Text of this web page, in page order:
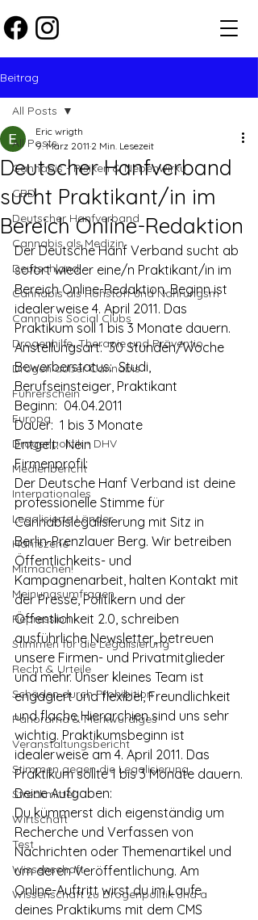
Beitrag
All Posts
Cannabis - Risiken & Nebenwirku
CBD
Deutscher Hanfverband
Cannabis als Medizin
Deutschland
Cannabis als Rohstoff und Nahrungsm
Cannabis Social Clubs
Drogenhilfe, Therapie und Präventio
Drogen außer Cannabis
Führerschein
Europa
Drogenpolitik - DHV
Medienbericht
Internationales
Legalisierte Länder
Hanfszene
Mitmachen!
Meinungsumfragen
Repression
Stimmen für die Legalisierung
Recht & Urteile
Schäden durch Prohibition
Panorama & Merkwürdiges
Veranstaltungsbericht
Stimmen gegen die Legalisierung
Streckmittel
Wirtschaft
Test
Wissenschaft
Wissenschaft zu Drogenpolitik und a
All Posts
Deutscher Hanfverband
sucht Praktikant/in im
Bereich Online-Redaktion
Eric wrigth
9. März 2011 2 Min. Lesezeit
Der Deutsche Hanf Verband sucht ab
sofort wieder eine/n Praktikant/in im
Bereich Online-Redaktion. Beginn ist
idealerweise 4. April 2011. Das
Praktikum soll 1 bis 3 Monate dauern.
Anstellungsart:  30 Stunden/Woche
Bewerberstatus:  Studi,
Berufseinsteiger, Praktikant
Beginn:  04.04.2011
Dauer:  1 bis 3 Monate
Entgelt:  Nein
Firmenprofil:
Der Deutsche Hanf Verband ist deine
professionelle Stimme für
Cannabislegalisierung mit Sitz in
Berlin-Prenzlauer Berg. Wir betreiben
Öffentlichkeits- und
Kampagnenarbeit, halten Kontakt mit
der Presse, Politikern und der
Öffentlichkeit 2.0, schreiben
ausführliche Newsletter, betreuen
unsere Firmen- und Privatmitglieder
und mehr. Unser kleines Team ist
engagiert und flexibel, Freundlichkeit
und flache Hierarchien sind uns sehr
wichtig. Praktikumsbeginn ist
idealerweise am 4. April 2011. Das
Praktikum sollte 1 bis 3 Monate dauern.
Deine Aufgaben:
Du kümmerst dich eigenständig um
Recherche und Verfassen von
Nachrichten oder Themenartikel und
um deren Veröffentlichung. Am
Online-Auftritt wirst du im Laufe
deines Praktikums mit dem CMS